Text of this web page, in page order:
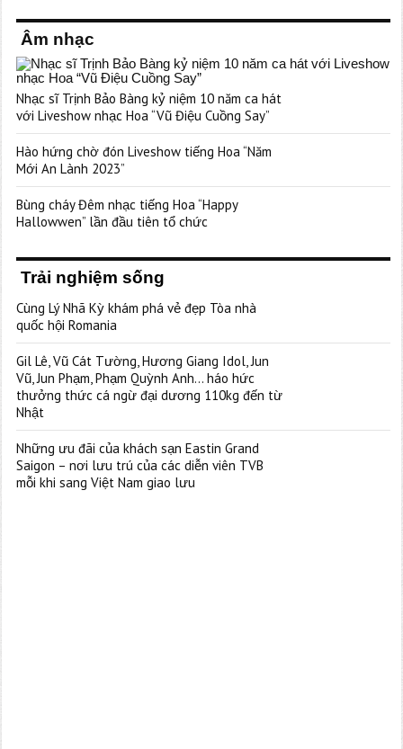
Âm nhạc
Nhạc sĩ Trịnh Bảo Bàng kỷ niệm 10 năm ca hát
với Liveshow nhạc Hoa “Vũ Điệu Cuồng Say”
Hào hứng chờ đón Liveshow tiếng Hoa “Năm
Mới An Lành 2023”
Bùng cháy Đêm nhạc tiếng Hoa “Happy
Hallowwen” lần đầu tiên tổ chức
Trải nghiệm sống
Cùng Lý Nhã Kỳ khám phá vẻ đẹp Tòa nhà
quốc hội Romania
Gil Lê, Vũ Cát Tường, Hương Giang Idol, Jun
Vũ, Jun Phạm, Phạm Quỳnh Anh… háo hức
thưởng thức cá ngừ đại dương 110kg đến từ
Nhật
Những ưu đãi của khách sạn Eastin Grand
Saigon – nơi lưu trú của các diễn viên TVB
mỗi khi sang Việt Nam giao lưu